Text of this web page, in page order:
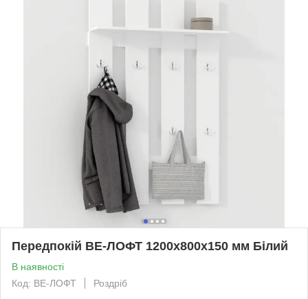
Передпокій ВЕ-ЛОФТ 1200х800х150 мм Білий
В наявності
Код: ВЕ-ЛОФТ
Роздріб